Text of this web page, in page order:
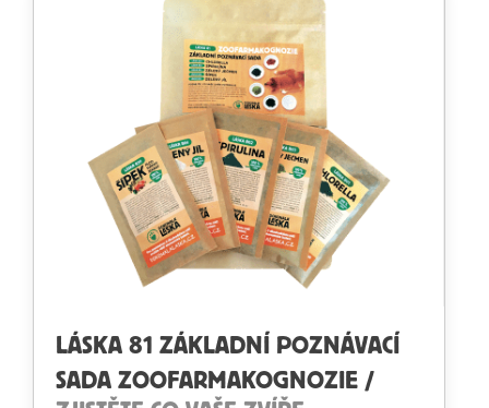
LÁSKA 81 ZÁKLADNÍ POZNÁVACÍ
SADA ZOOFARMAKOGNOZIE /